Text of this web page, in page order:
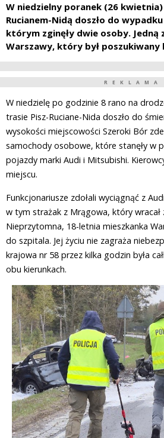
W niedzielny poranek (26
Rucianem-Nidą doszło do
którym zginęły dwie osoby.
Warszawy, który był
REKLAMA
W niedzielę po godzinie 8 rano na
trasie Pisz-Ruciane-Nida doszło do
wysokości miejscowości Szeroki Bór
samochody osobowe, które stanęły w
pojazdy marki Audi i Mitsubishi.
miejscu.
Funkcjonariusze zdołali wyciągnąć z
w tym strażak z Mrągowa, który wracał
Nieprzytomna, 18-letnia mieszkanka
do szpitala. Jej życiu nie zagraża
krajowa nr 58 przez kilka godzin była
obu kierunkach.